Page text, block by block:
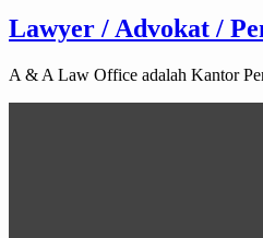
Lawyer / Advokat /
A & A Law Office adalah Kantor